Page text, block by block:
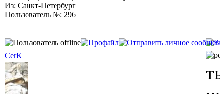
Из: Санкт-Петербург
Пользователь №: 296
CerK